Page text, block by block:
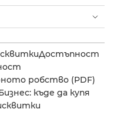
Достъпност
робство (PDF)
къде да купя